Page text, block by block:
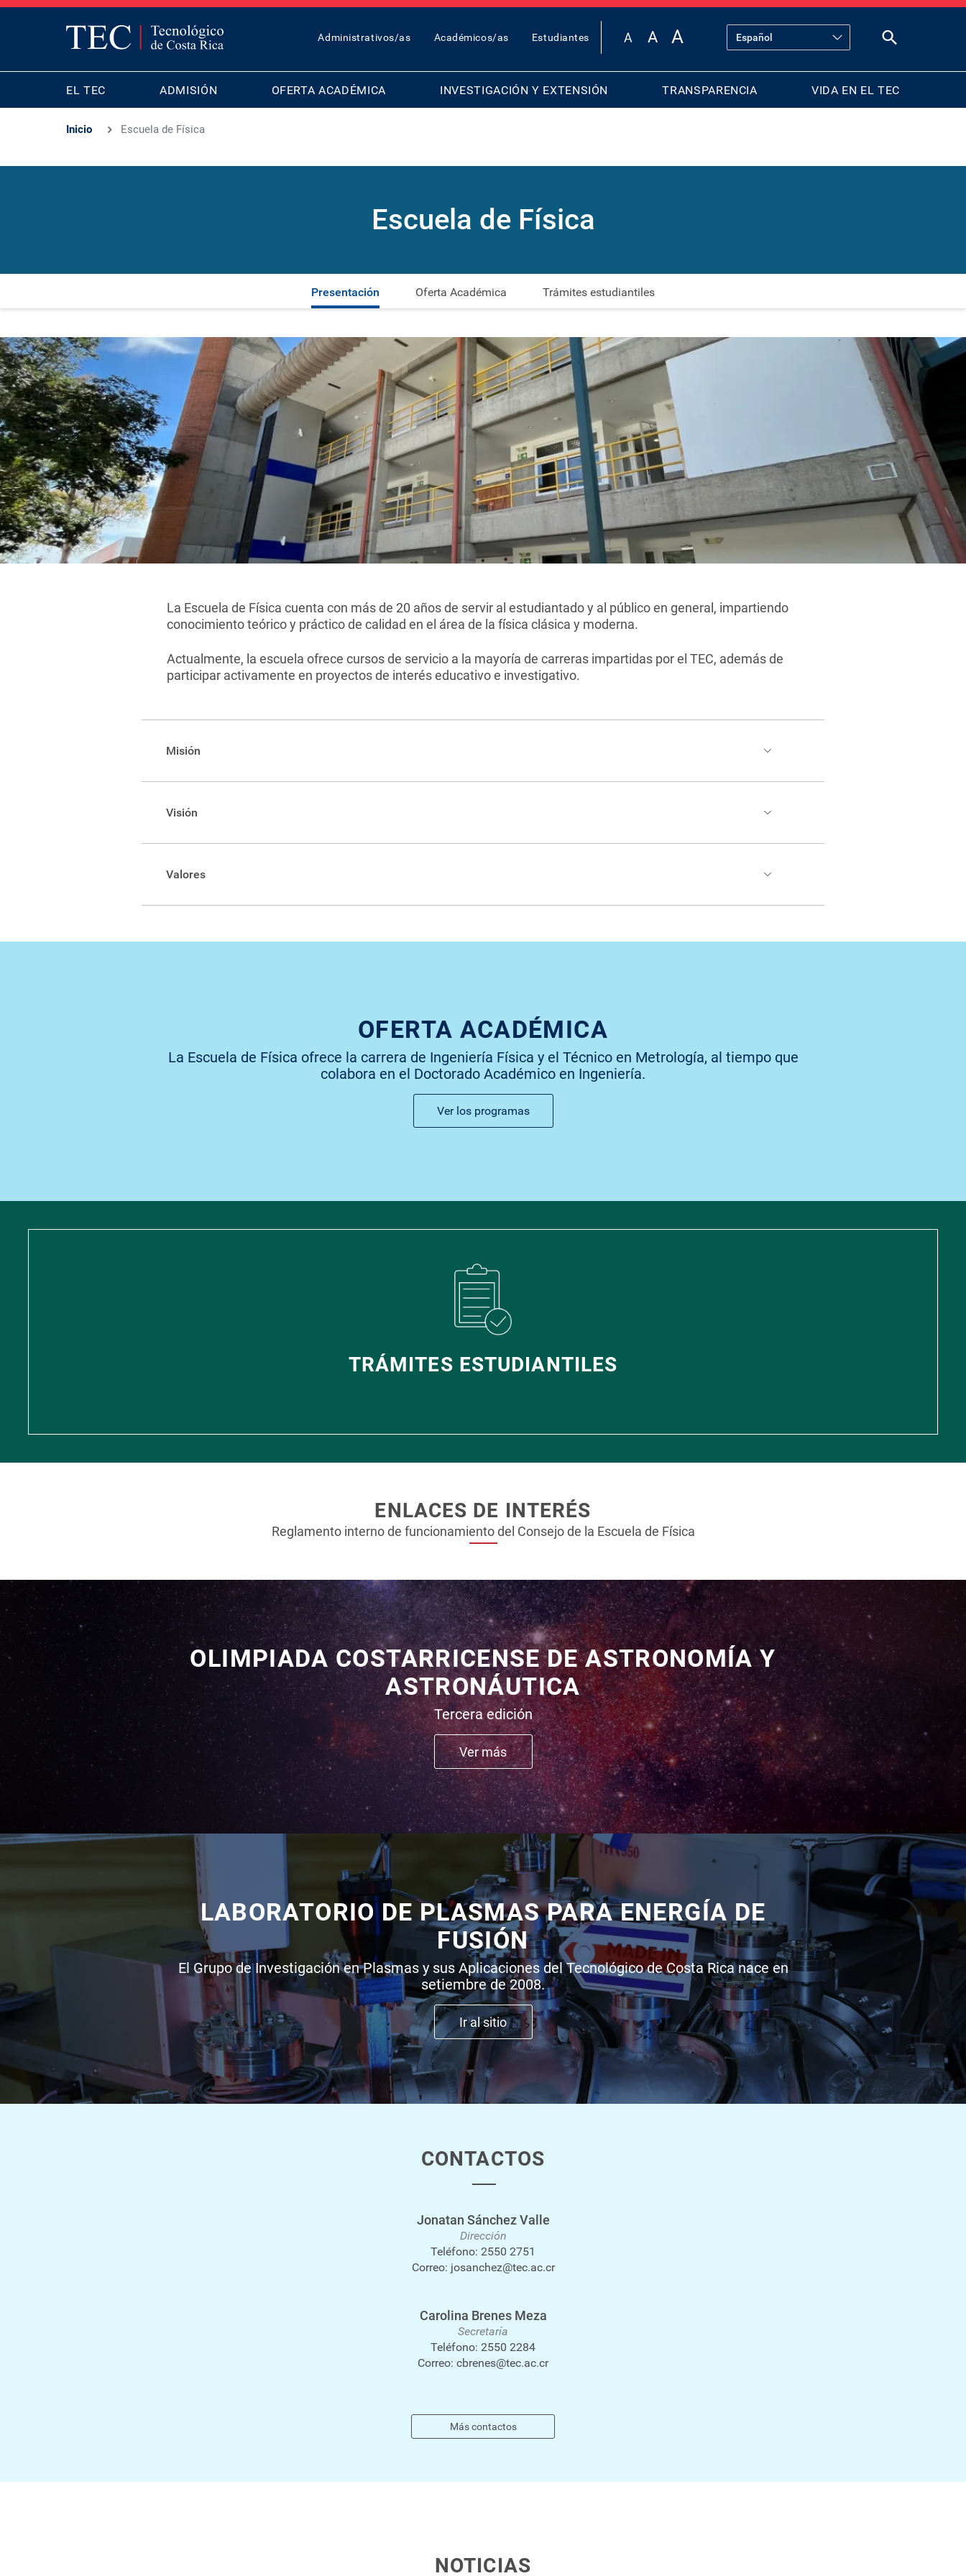
TOP
MENU
Administrativos/as Académicos/as Estudiantes
MAIN
NAVIGATION
EL TEC ADMISIÓN OFERTA ACADÉMICA INVESTIGACIÓN Y EXTENSIÓN TRANSPARENCIA VIDA EN EL TEC
Inicio Escuela de Física
Escuela de Física
Presentación Oferta Académica Trámites estudiantiles
La Escuela de Física cuenta con más de 20 años de servir al estudiantado y al público en general, impartiendo
conocimiento teórico y práctico de calidad en el área de la física clásica y moderna.
Actualmente, la escuela ofrece cursos de servicio a la mayoría de carreras impartidas por el TEC, además de
participar activamente en proyectos de interés educativo e investigativo.
Misión
Visión
física y sus aplicaciones, acorde con el compromiso institucional de responsabilidad humana, social y ambiental.
Valores
Ética profesional.
Responsabilidad ambiental.
OFERTA ACADÉMICA
La Escuela de Física ofrece la carrera de Ingeniería Física y el Técnico en Metrología, al tiempo que
colabora en el Doctorado Académico en Ingeniería.
Ver los programas
TRÁMITES ESTUDIANTILES
ENLACES DE INTERÉS
Reglamento interno de funcionamiento del Consejo de la Escuela de Física
OLIMPIADA COSTARRICENSE DE ASTRONOMÍA Y
ASTRONÁUTICA
Tercera edición
Ver más
LABORATORIO DE PLASMAS PARA ENERGÍA DE
FUSIÓN
El Grupo de Investigación en Plasmas y sus Aplicaciones del Tecnológico de Costa Rica nace en
setiembre de 2008.
Ir al sitio
CONTACTOS
Jonatan Sánchez Valle
Dirección
Teléfono: 2550 2751
Correo: josanchez@tec.ac.cr
Carolina Brenes Meza
Secretaría
Teléfono: 2550 2284
Correo: cbrenes@tec.ac.cr
Más contactos
NOTICIAS